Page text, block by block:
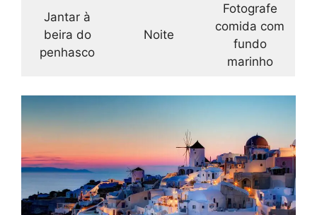
Jantar à
beira do
penhasco
Noite
Fotografe
comida com
fundo
marinho